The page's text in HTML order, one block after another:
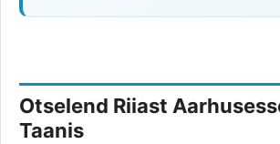
Otselend Riiast
Taanis